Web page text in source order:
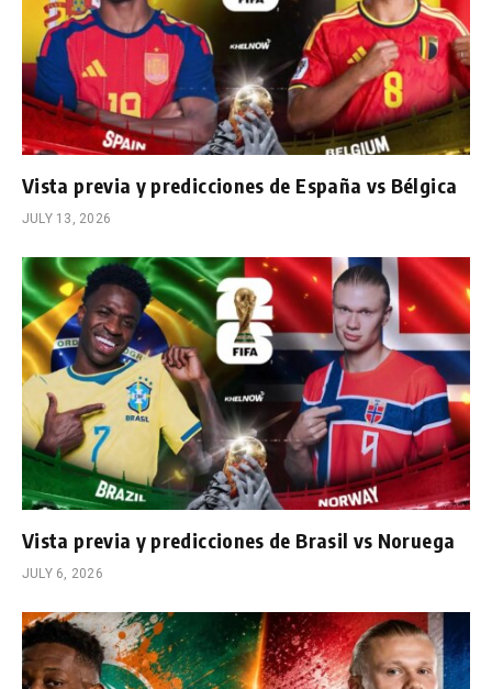
Vista previa y predicciones de España vs Bélgica
JULY 13, 2026
Vista previa y predicciones de Brasil vs Noruega
JULY 6, 2026